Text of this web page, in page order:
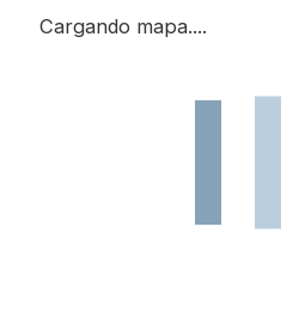
Cargando mapa....